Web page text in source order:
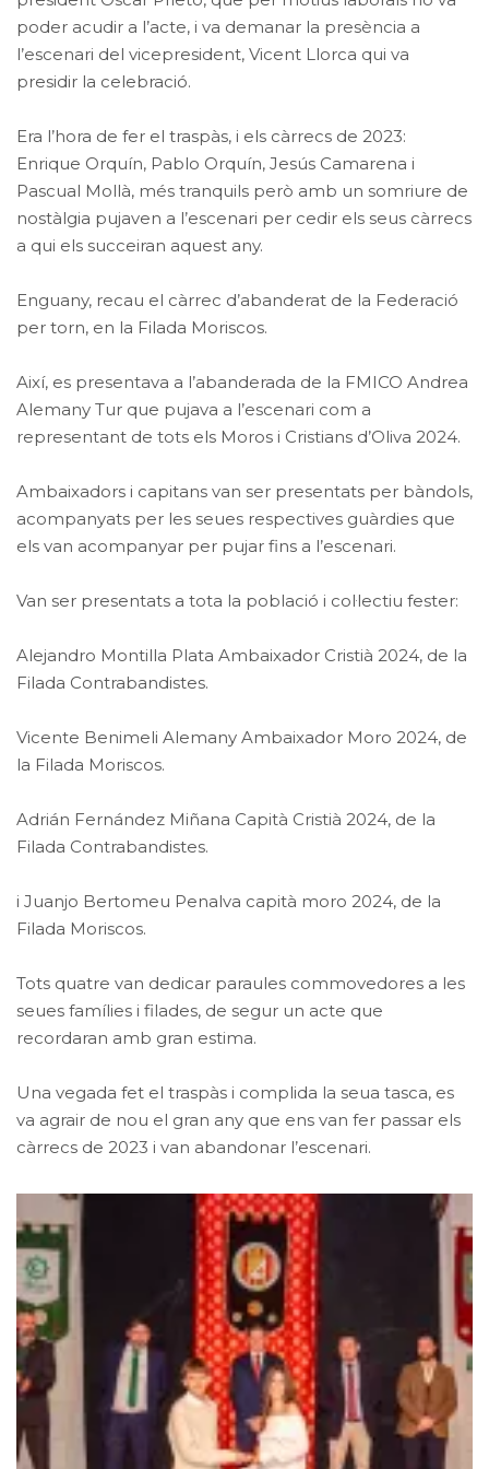
poder acudir a l’acte, i va demanar la presència a
l’escenari del vicepresident, Vicent Llorca qui va
presidir la celebració.
Era l’hora de fer el traspàs, i els càrrecs de 2023:
Enrique Orquín, Pablo Orquín, Jesús Camarena i
Pascual Mollà, més tranquils però amb un somriure de
nostàlgia pujaven a l’escenari per cedir els seus càrrecs
a qui els succeiran aquest any.
Enguany, recau el càrrec d’abanderat de la Federació
per torn, en la Filada Moriscos.
Així, es presentava a l’abanderada de la FMICO Andrea
Alemany Tur que pujava a l’escenari com a
representant de tots els Moros i Cristians d’Oliva 2024.
Ambaixadors i capitans van ser presentats per bàndols,
acompanyats per les seues respectives guàrdies que
els van acompanyar per pujar fins a l’escenari.
Van ser presentats a tota la població i col·lectiu fester:
Alejandro Montilla Plata Ambaixador Cristià 2024, de la
Filada Contrabandistes.
Vicente Benimeli Alemany Ambaixador Moro 2024, de
la Filada Moriscos.
Adrián Fernández Miñana Capità Cristià 2024, de la
Filada Contrabandistes.
i Juanjo Bertomeu Penalva capità moro 2024, de la
Filada Moriscos.
Tots quatre van dedicar paraules commovedores a les
seues famílies i filades, de segur un acte que
recordaran amb gran estima.
Una vegada fet el traspàs i complida la seua tasca, es
va agrair de nou el gran any que ens van fer passar els
càrrecs de 2023 i van abandonar l’escenari.